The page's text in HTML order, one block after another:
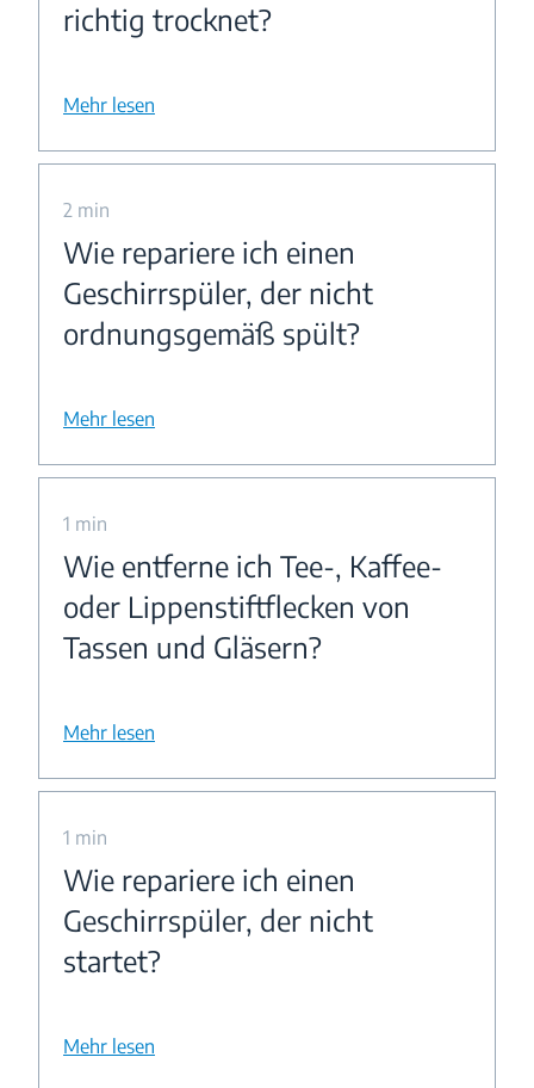
richtig trocknet?
Mehr lesen
2 min
Wie repariere ich einen
Geschirrspüler, der nicht
ordnungsgemäß spült?
Mehr lesen
1 min
Wie entferne ich Tee-, Kaffee-
oder Lippenstiftflecken von
Tassen und Gläsern?
Mehr lesen
1 min
Wie repariere ich einen
Geschirrspüler, der nicht
startet?
Mehr lesen